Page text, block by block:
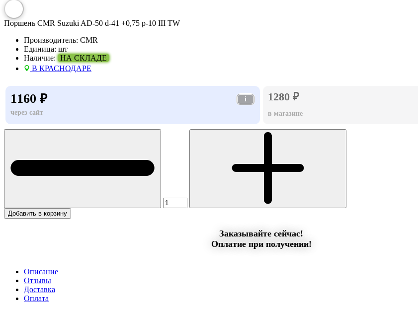
Поршень CMR Suzuki AD-50 d-41 +0,75 p-10 III TW
Производитель: CMR
Единица: шт
Наличие: НА СКЛАДЕ
В КРАСНОДАРЕ
1160 ₽
i
через сайт
1280 ₽
в магазине
Добавить в корзину
Заказывайте сейчас!
Оплатие при получении!
Описание
Отзывы
Доставка
Оплата